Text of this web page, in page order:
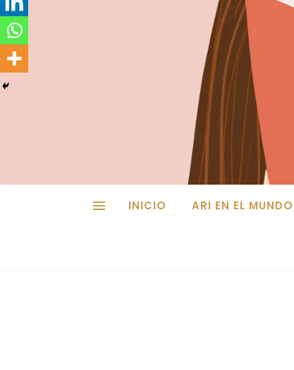
INICIO ARI EN EL MUNDO